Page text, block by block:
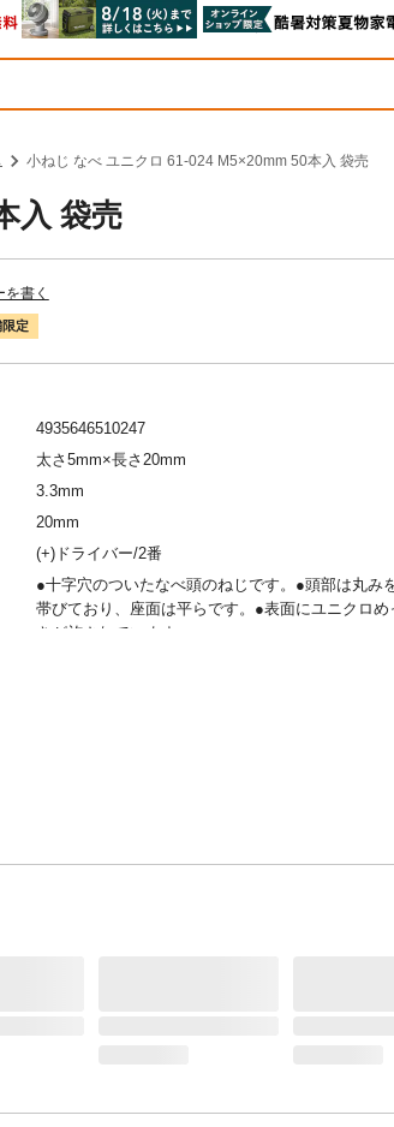
小ねじ なべ ユニクロ 61-024 M5×20mm 50本入 袋売
入 袋売
を書く
限定
4935646510247
太さ5mm×長さ20mm
3.3mm
20mm
(+)ドライバー/2番
●十字穴のついたなべ頭のねじです。●頭部は丸み
帯びており、座面は平らです。●表面にユニクロめ
きが施されています。